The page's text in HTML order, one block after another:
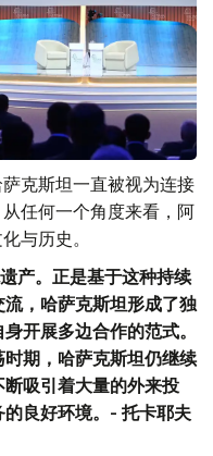
克斯坦一直被视为连接
任何一个角度来看，阿
与历史。
产。正是基于这种持续
，哈萨克斯坦形成了独
开展多边合作的范式。
期，哈萨克斯坦仍继续
吸引着大量的外来投
良好环境。- 托卡耶夫